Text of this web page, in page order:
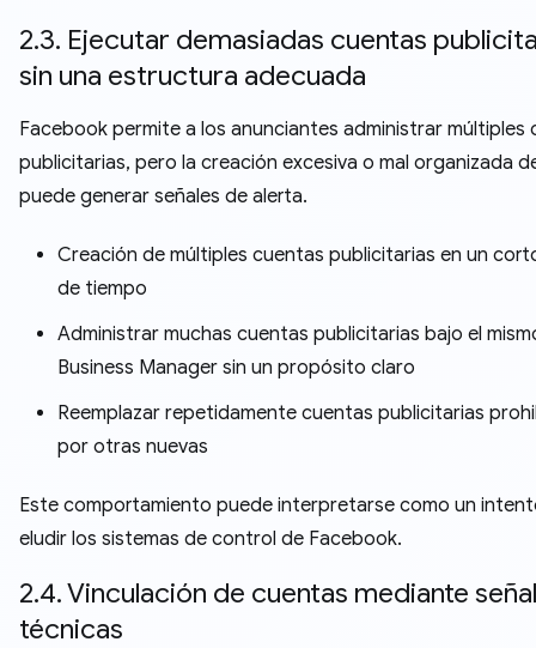
2.3. Ejecutar demasiadas cuentas
sin una estructura adecuada
Facebook permite a los anunciantes administrar múltiples
publicitarias, pero la creación excesiva o mal organizada
puede generar señales de alerta.
Creación de múltiples cuentas publicitarias en un
de tiempo
Administrar muchas cuentas publicitarias bajo el
Business Manager sin un propósito claro
Reemplazar repetidamente cuentas publicitarias
por otras nuevas
Este comportamiento puede interpretarse como un
eludir los sistemas de control de Facebook.
2.4. Vinculación de cuentas mediante
técnicas